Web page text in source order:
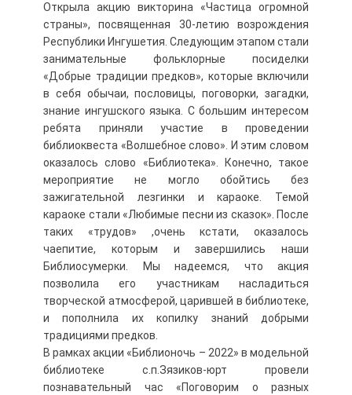
Открыла акцию викторина «Частица огромной
страны», посвященная 30-летию возрождения
Республики Ингушетия. Следующим этапом стали
занимательные фольклорные посиделки
«Добрые традиции предков», которые включили
в себя обычаи, пословицы, поговорки, загадки,
знание ингушского языка. С большим интересом
ребята приняли участие в проведении
библиоквеста «Волшебное слово». И этим словом
оказалось слово «Библиотека». Конечно, такое
мероприятие не могло обойтись без
зажигательной лезгинки и караоке. Темой
караоке стали «Любимые песни из сказок». После
таких «трудов» ,очень кстати, оказалось
чаепитие, которым и завершились наши
Библиосумерки. Мы надеемся, что акция
позволила его участникам насладиться
творческой атмосферой, царившей в библиотеке,
и пополнила их копилку знаний добрыми
традициями предков.
В рамках акции «Библионочь – 2022» в модельной
библиотеке с.п.Зязиков-юрт провели
познавательный час «Поговорим о разных